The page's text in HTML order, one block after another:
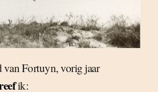
van Fortuyn, vorig jaar
ik: